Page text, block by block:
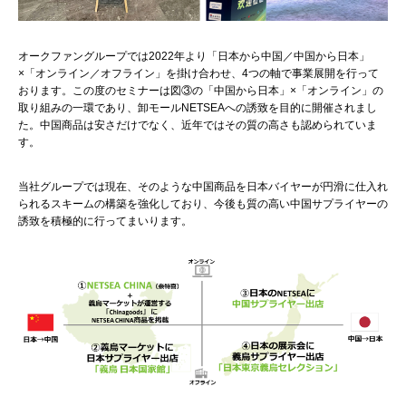
オークファングループでは2022年より「日本から中国／中国から日本」
×「オンライン／オフライン」を掛け合わせ、4つの軸で事業展開を行って
おります。この度のセミナーは図③の「中国から日本」×「オンライン」の
取り組みの一環であり、卸モールNETSEAへの誘致を目的に開催されまし
た。中国商品は安さだけでなく、近年ではその質の高さも認められていま
す。
当社グループでは現在、そのような中国商品を日本バイヤーが円滑に仕入れ
られるスキームの構築を強化しており、今後も質の高い中国サプライヤーの
誘致を積極的に行ってまいります。